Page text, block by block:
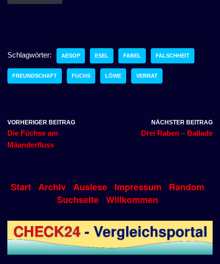
Schlagwörter: AESOP ESEL FABEL FALSCHHEIT
FREUNDSCHAFT FUCHS LÖWE VERRAT
VORHERIGER BEITRAG
Die Füchse am
Mäanderfluss
NÄCHSTER BEITRAG
Drei Raben – Ballade
Start Archiv Auslese Impressum
Random
Suchseite Willkommen